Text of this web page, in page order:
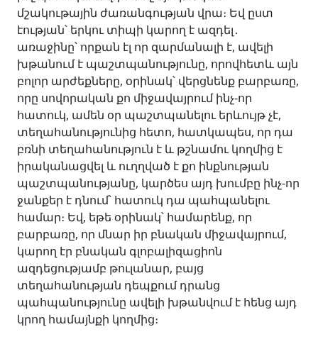
մշակութային ժառանգության վրա։ Եվ ըստ
էության՝ երկու տիպի կարող է ազդել․
առաջինը՝ որքան էլ որ զարմանալի է, ավելի
խթանում է պաշտպանությունը, որովհետև այն
բոլոր արժեքները, օրինակ՝ վերցնենք բարբառը,
որը սովորական քո միջավայրում ինչ-որ
հատուկ, ամեն օր պաշտպանելու երևույթ չէ,
տեղահանությունից հետո, հատկապես, որ դա
բռնի տեղահանություն է և թշնամու կողմից է
իրականացվել և ուղղված է քո ինքնության
պաշտպանությանը, կարծես այդ խումբը ինչ-որ
ջանքեր է դնում՝ հատուկ դա պահպանելու
համար։ Եվ, եթե օրինակ՝ համարենք, որ
բարբառը, որ մնար իր բնական միջավայրում,
կարող էր բնական գլոբալիզացիոն
ազդեցությամբ թուլանար, բայց
տեղահանության դեպքում դրանց
պահպանությունը ավելի խթանվում է հենց այդ
կրող համայնքի կողմից։